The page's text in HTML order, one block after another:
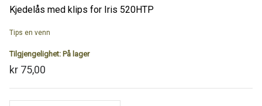
Kjedelås med klips for Iris 520HTP
Tips en venn
Tilgjengelighet: På lager
kr 75,00